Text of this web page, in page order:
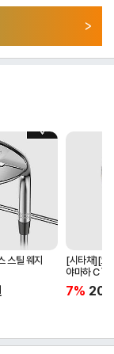
스틸 웨지
[시타채][오
야마하 C`s
[여성용][화
ORIGINAL]
7%